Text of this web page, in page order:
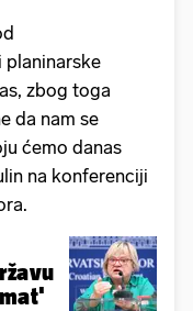
planinarske
zbog toga
da nam se
ćemo danas
na konferenciji